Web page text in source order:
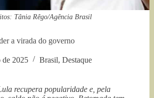
Tânia Rêgo/Agência Brasil
a virada do governo
de 2025 Brasil, Destaque
recupera popularidade e, pela